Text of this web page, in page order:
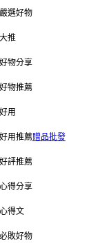
選好物
推
物分享
物推薦
用
用推薦贈品批發
評推薦
得分享
得文
敗好物